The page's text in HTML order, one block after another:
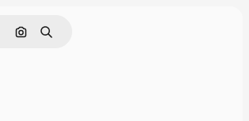
Pesquisar por imagem
Buscar